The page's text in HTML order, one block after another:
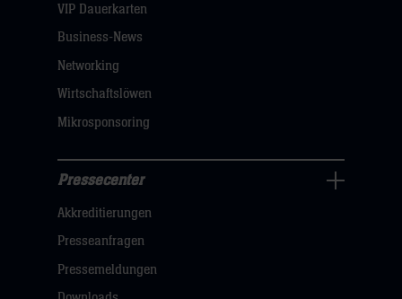
dann
klicken
VIP Dauerkarten
Business-News
Networking
Wirtschaftslöwen
Mikrosponsoring
Navigation
öffnen,
dann
klicken
Pressecenter
Akkreditierungen
Presseanfragen
Pressemeldungen